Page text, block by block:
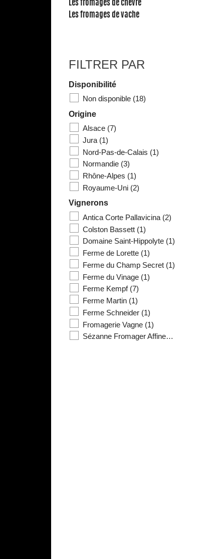
Les fromages de chèvre
Les fromages de vache
FILTRER PAR
Disponibilité
Non disponible (18)
Origine
Alsace (7)
Jura (1)
Nord-Pas-de-Calais (1)
Normandie (3)
Rhône-Alpes (1)
Royaume-Uni (2)
Vignerons
Antica Corte Pallavicina (2)
Colston Bassett (1)
Domaine Saint-Hippolyte (1)
Ferme de Lorette (1)
Ferme du Champ Secret (1)
Ferme du Vinage (1)
Ferme Kempf (7)
Ferme Martin (1)
Ferme Schneider (1)
Fromagerie Vagne (1)
Sézanne Fromager Affineur